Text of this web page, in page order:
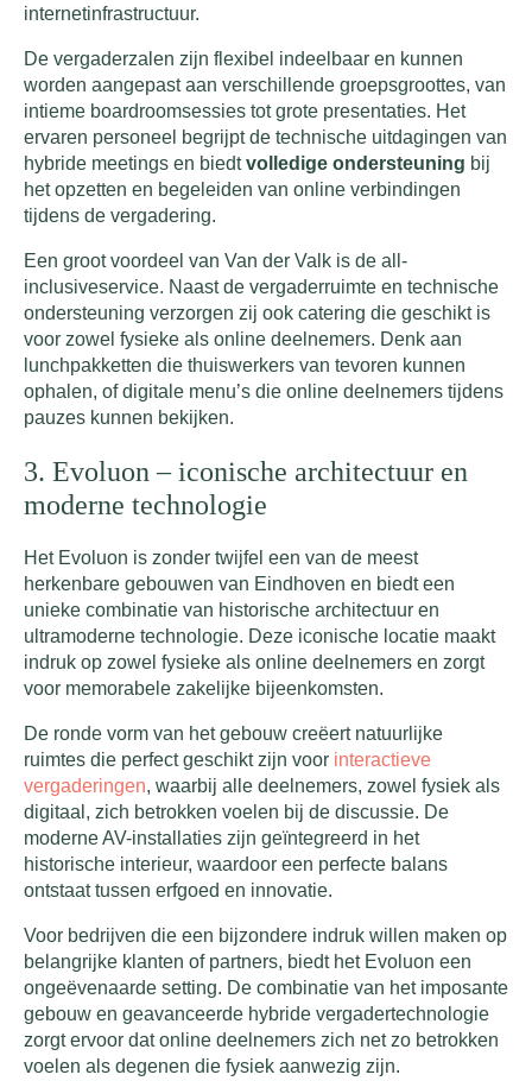
internetinfrastructuur.
De vergaderzalen zijn flexibel indeelbaar en kunnen
worden aangepast aan verschillende groepsgroottes, van
intieme boardroomsessies tot grote presentaties. Het
ervaren personeel begrijpt de technische uitdagingen van
hybride meetings en biedtvolledige ondersteuning bij
het opzetten en begeleiden van online verbindingen
tijdens de vergadering.
Een groot voordeel van Van der Valk is de all-
inclusiveservice. Naast de vergaderruimte en technische
ondersteuning verzorgen zij ook catering die geschikt is
voor zowel fysieke als online deelnemers. Denk aan
lunchpakketten die thuiswerkers van tevoren kunnen
ophalen, of digitale menu’s die online deelnemers tijdens
pauzes kunnen bekijken.
3. Evoluon – iconische architectuur en
moderne technologie
Het Evoluon is zonder twijfel een van de meest
herkenbare gebouwen van Eindhoven en biedt een
unieke combinatie van historische architectuur en
ultramoderne technologie. Deze iconische locatie maakt
indruk op zowel fysieke als online deelnemers en zorgt
voor memorabele zakelijke bijeenkomsten.
De ronde vorm van het gebouw creëert natuurlijke
ruimtes die perfect geschikt zijn voor interactieve
vergaderingen, waarbij alle deelnemers, zowel fysiek als
digitaal, zich betrokken voelen bij de discussie. De
moderne AV-installaties zijn geïntegreerd in het
historische interieur, waardoor een perfecte balans
ontstaat tussen erfgoed en innovatie.
Voor bedrijven die een bijzondere indruk willen maken op
belangrijke klanten of partners, biedt het Evoluon een
ongeëvenaarde setting. De combinatie van het imposante
gebouw en geavanceerde hybride vergadertechnologie
zorgt ervoor dat online deelnemers zich net zo betrokken
voelen als degenen die fysiek aanwezig zijn.